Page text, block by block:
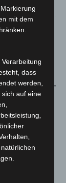
erhoben
712
3.250
mit dem
dass
werden,
auf eine